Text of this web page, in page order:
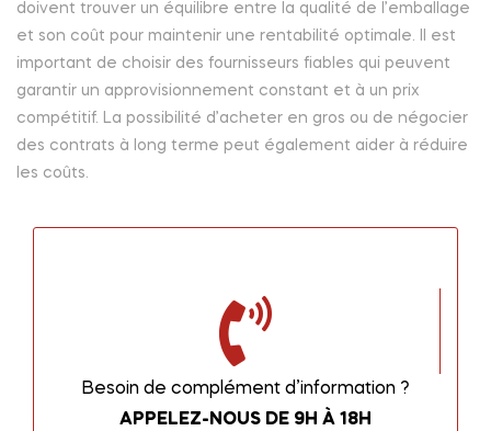
doivent trouver un équilibre entre la qualité de l’emballage
et son coût pour maintenir une rentabilité optimale. Il est
important de choisir des fournisseurs fiables qui peuvent
garantir un approvisionnement constant et à un prix
compétitif. La possibilité d’acheter en gros ou de négocier
des contrats à long terme peut également aider à réduire
les coûts.
Besoin de complément d’information ?
APPELEZ-NOUS DE 9H À 18H